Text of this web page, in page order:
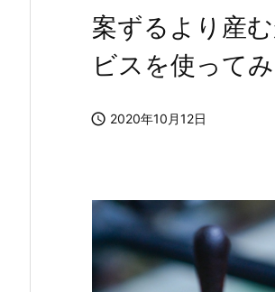
案ずるより産
ビスを使ってみ
 2020年10月12日